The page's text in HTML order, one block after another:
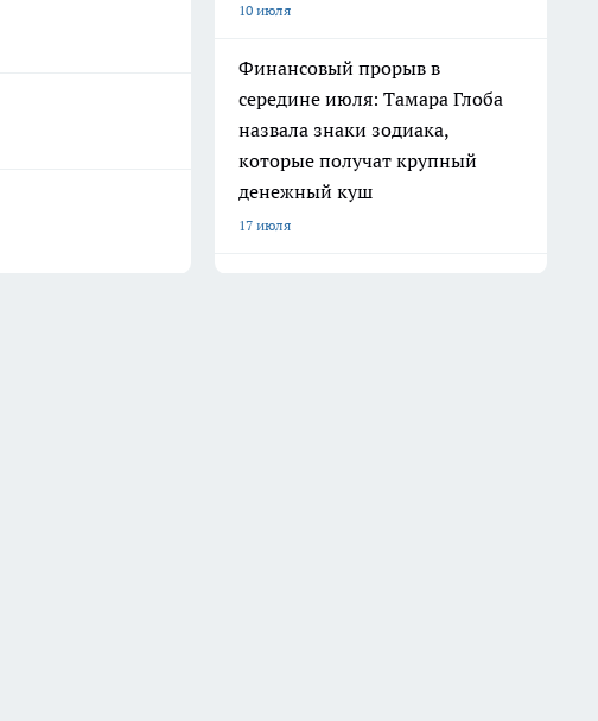
10 июля
Финансовый прорыв в
середине июля: Тамара Глоба
назвала знаки зодиака,
которые получат крупный
денежный куш
17 июля